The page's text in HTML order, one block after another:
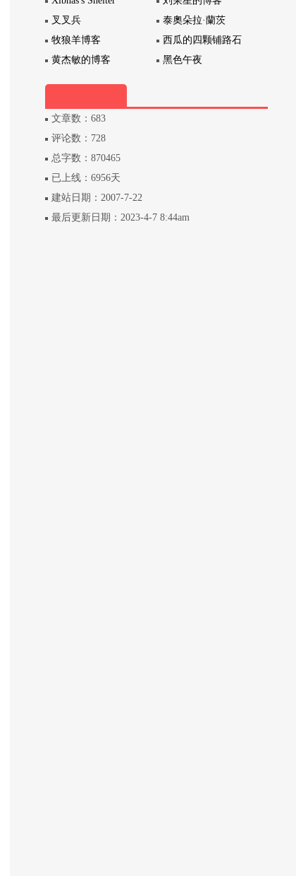
叉叉兵
泰奧朵拉·蘭茨
牧狼羊博客
西瓜的四颗铺路石
黄杰敏的博客
黑色午夜
文章数：683
评论数：728
总字数：870465
已上线：6956天
建站日期：2007-7-22
最后更新日期：2023-4-7 8:44am